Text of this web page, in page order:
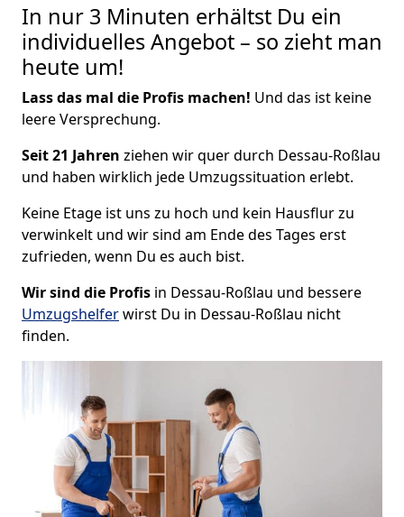
In nur 3 Minuten erhältst Du ein
individuelles Angebot – so zieht man
heute um!
Lass das mal die Profis machen! Und das ist keine
leere Versprechung.
Seit 21 Jahren ziehen wir quer durch Dessau-Roßlau
und haben wirklich jede Umzugssituation erlebt.
Keine Etage ist uns zu hoch und kein Hausflur zu
verwinkelt und wir sind am Ende des Tages erst
zufrieden, wenn Du es auch bist.
Wir sind die Profis in Dessau-Roßlau und bessere
Umzugshelferwirst Du in Dessau-Roßlau nicht
finden.